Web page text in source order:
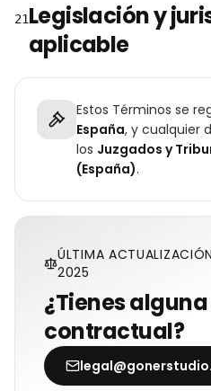
21Legislación y
aplicable
Estos Términos se
España, y cualquier
los Juzgados y
(España).
ÚLTIMA
2025
¿Tienes
contractual?